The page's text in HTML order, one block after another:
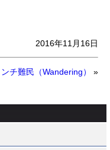
2016年11月16日
チ難民（Wandering） »